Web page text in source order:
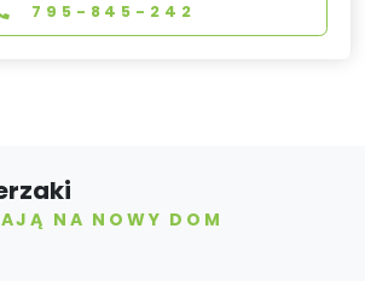
795-845-242
NA NOWY DOM